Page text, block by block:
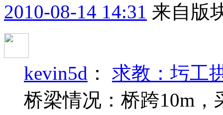
2010-08-14 14:31 来自版
kevin5d ： 求教：圬工
桥梁情况：桥跨10m，